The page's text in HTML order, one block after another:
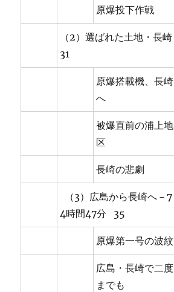
原爆投下作戦
（2）選ばれた土地・長崎
31
原爆搭載機、長崎
へ
被爆直前の浦上地
区
長崎の悲劇
（3）広島から長崎へ－7
4時間47分 35
原爆第一号の波紋
広島・長崎で二度
までも